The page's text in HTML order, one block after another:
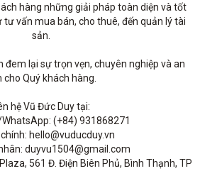
hàng những giải pháp toàn diện và tốt
vấn mua bán, cho thuê, đến quản lý tài
sản.
đem lại sự trọn vẹn, chuyên nghiệp và an
cho Quý khách hàng.
hệ Vũ Đức Duy tại:
(+84) 931868271
hello@vuducduy.vn
duyvu1504@gmail.com
561 Đ. Điện Biên Phủ, Bình Thạnh, TP